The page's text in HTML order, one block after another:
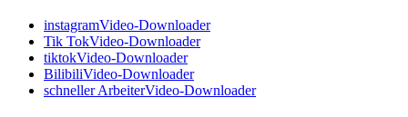
instagramVideo-Downloader
Tik TokVideo-Downloader
tiktokVideo-Downloader
BilibiliVideo-Downloader
schneller ArbeiterVideo-Downloader